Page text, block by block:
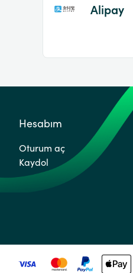
Alipay
Hesabım
Oturum aç
Kaydol